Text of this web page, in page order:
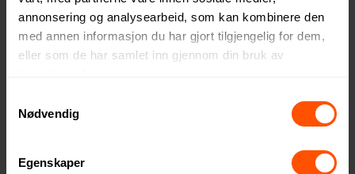
annonsering og analysearbeid, som kan kombinere den
med annen informasjon du har gjort tilgjengelig for dem,
eller som de har samlet inn gjennom din bruk av
Nødvendig
Egenskaper